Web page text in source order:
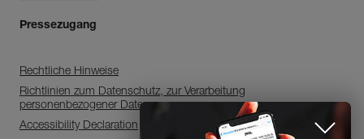
Pressezugang
Rechtliche Hinweise
Richtlinien zum Datenschutz, zur Verarbeitung
personenbezogener Daten
Accessibility Declaration